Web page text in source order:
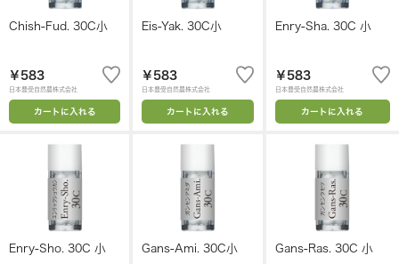
Chish-Fud. 30C小
￥583
日本豊受自然農株式会社
カートに入れる
Eis-Yak. 30C小
￥583
日本豊受自然農株式会社
カートに入れる
Enry-Sha. 30C 小
￥583
日本豊受自然農株式会社
カートに入れる
Enry-Sho. 30C 小 Gans-Ami. 30C小 Gans-Ras. 30C 小